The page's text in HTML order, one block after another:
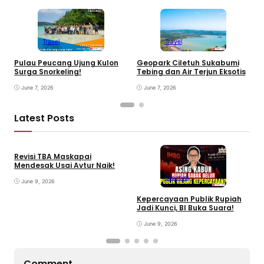
Travel
Pulau Peucang Ujung Kulon
Surga Snorkeling!
June 7, 2026
Travel
Geopark Ciletuh Sukabumi
Tebing dan Air Terjun Eksotis
June 7, 2026
Latest Posts
Revisi TBA Maskapai
Mendesak Usai Avtur Naik!
June 9, 2026
Ekonomi
Kepercayaan Publik Rupiah
Jadi Kunci, BI Buka Suara!
June 9, 2026